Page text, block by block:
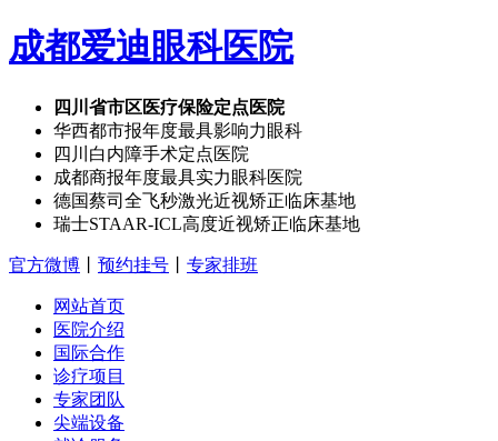
成都爱迪眼科医院
四川省市区医疗保险定点医院
华西都市报年度最具影响力眼科
四川白内障手术定点医院
成都商报年度最具实力眼科医院
德国蔡司全飞秒激光近视矫正临床基地
瑞士STAAR-ICL高度近视矫正临床基地
官方微博 预约挂号 专家排班
网站首页
医院介绍
国际合作
诊疗项目
专家团队
尖端设备